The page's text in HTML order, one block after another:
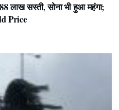
लाख सस्ती, सोना भी हुआ महंगा;
Price